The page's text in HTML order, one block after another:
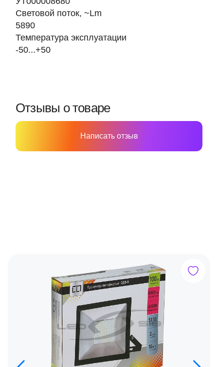
Световой поток, ~Lm
5890
Температура эксплуатации
-50...+50
Отзывы о товаре
Написать отзыв